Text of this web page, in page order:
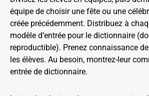
équipe de choisir une fête ou une
créée précédemment. Distribuez à
modèle d’entrée pour le dictionnaire
reproductible). Prenez connaissance
les élèves. Au besoin, montrez-leur
entrée de dictionnaire.